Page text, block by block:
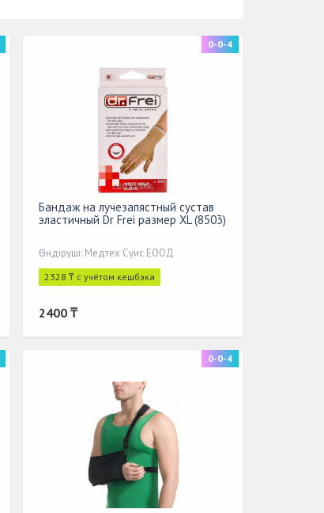
0-0-4
Бандаж на лучезапястный сустав
эластичный Dr Frei размер XL (8503)
Өндіруші: Медтех Суис ЕООД
2328 ₸ с учётом кешбэка
2400 ₸
0-0-4